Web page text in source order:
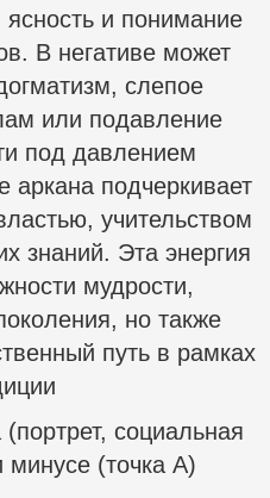
ясность и понимание
В негативе может
слепое
или подавление
под давлением
аркана подчеркивает
учительством
знаний. Эта энергия
мудрости,
но также
путь в рамках
социальная
(точка А)